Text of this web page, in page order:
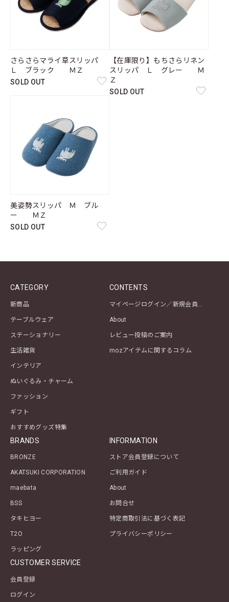
さらさらマライ草スリッパ
Ｌ ブラック ＭＺ
SOLD OUT
【在庫限り】もちさらリネン
スリッパ Ｌ グレー Ｍ
Ｚ
SOLD OUT
美姿勢スリッパ Ｍ ブル
ー ＭＺ
SOLD OUT
CATEGORY
新商品
テーブルウェア
ステーショナリー
生活雑貨
インテリア
ぬいぐるみ・チャーム
ファッション
ギフト
おすすめグッズ特集
CONTENTS
About
レビュー投稿のご案内
mozアイテムに関するコラム
BRANDS
BRONZE
AKATSUKI CORPORATION
maebata
BSS
タキヒヨー
T2O
ラッピング
INFORMATION
ストア会員登録について
ご利用ガイド
About
お問合せ
特定商取引法に基づく表記
プライバシーポリシー
CUSTOMER SERVICE
会員登録
ログイン